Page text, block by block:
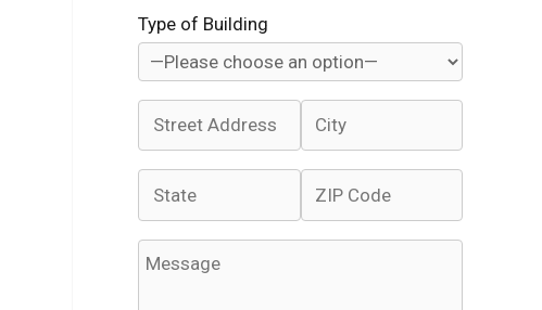
Type of Building